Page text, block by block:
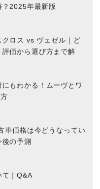
？2025年最新版
クロス vs ヴェゼル｜ど
価から選び方まで解
にもわかる！ムーヴとワ
車価格は今どうなってい
の予測
て｜Q&A